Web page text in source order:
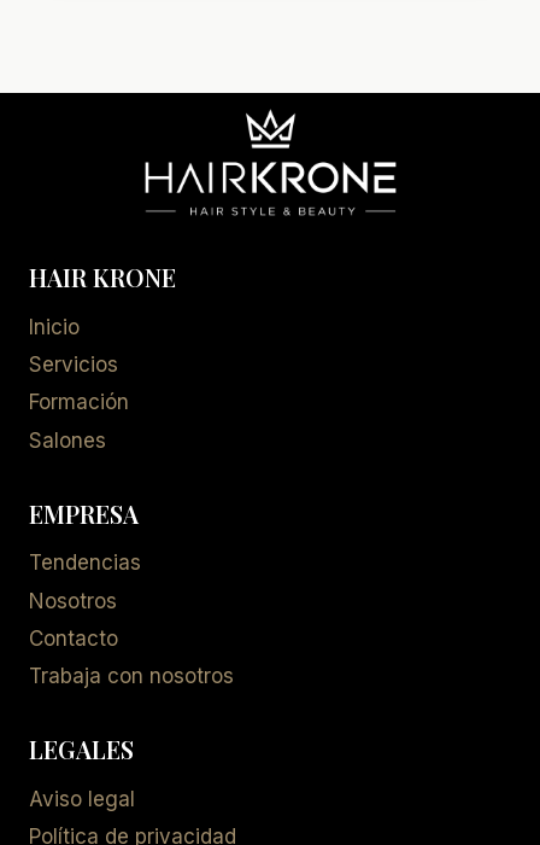
HAIR KRONE
Inicio
Servicios
Formación
Salones
EMPRESA
Tendencias
Nosotros
Contacto
Trabaja con nosotros
LEGALES
Aviso legal
Política de privacidad